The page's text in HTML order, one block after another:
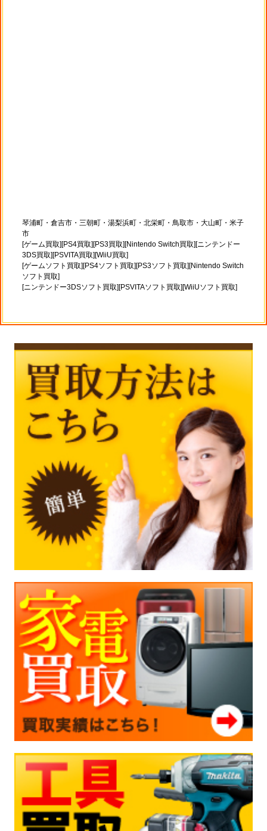
琴浦町・倉吉市・三朝町・湯梨浜町・北栄町・鳥取市・大山町・米子
市
[ゲーム買取][PS4買取][PS3買取][Nintendo Switch買取][ニンテンドー
3DS買取][PSVITA買取][WiiU買取]
[ゲームソフト買取][PS4ソフト買取][PS3ソフト買取][Nintendo Switch
ソフト買取]
[ニンテンドー3DSソフト買取][PSVITAソフト買取][WiiUソフト買取]